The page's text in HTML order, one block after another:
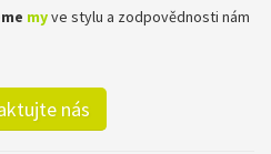
myve stylu a zodpovědnosti nám
nás